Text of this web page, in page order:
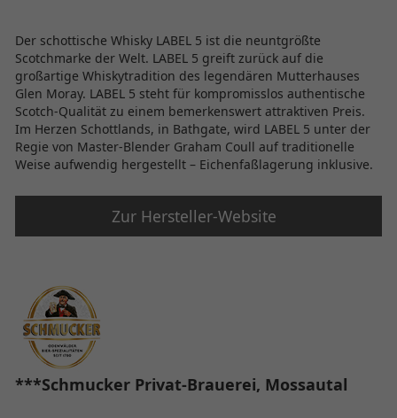
Der schottische Whisky LABEL 5 ist die neuntgrößte
Scotchmarke der Welt. LABEL 5 greift zurück auf die
großartige Whiskytradition des legendären Mutterhauses
Glen Moray. LABEL 5 steht für kompromisslos authentische
Scotch-Qualität zu einem bemerkenswert attraktiven Preis.
Im Herzen Schottlands, in Bathgate, wird LABEL 5 unter der
Regie von Master-Blender Graham Coull auf traditionelle
Weise aufwendig hergestellt – Eichenfaßlagerung inklusive.
Zur Hersteller-Website
***Schmucker Privat-Brauerei, Mossautal